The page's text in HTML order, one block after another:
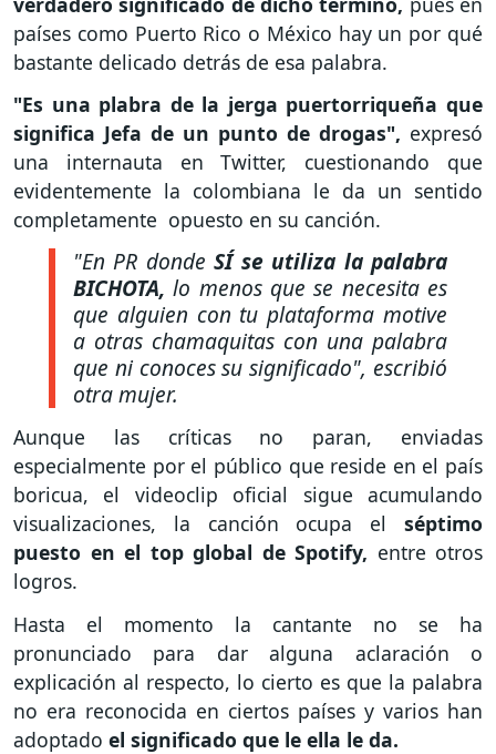
países como Puerto Rico o México hay un por qué
bastante delicado detrás de esa palabra.
"Es una plabra de la jerga puertorriqueña que
significa Jefa de un punto de drogas", expresó
una internauta en Twitter, cuestionando que
evidentemente la colombiana le da un sentido
completamente opuesto en su canción.
"En PR dondeSÍ se utiliza la palabra
BICHOTA, lo menos que se necesita es
que alguien con tu plataforma motive
a otras chamaquitas con una palabra
que ni conoces su significado", escribió
otra mujer.
Aunque las críticas no paran, enviadas
especialmente por el público que reside en el país
boricua, el videoclip oficial sigue acumulando
visualizaciones, la canción ocupa el séptimo
puesto en el top global de Spotify, entre otros
logros.
Hasta el momento la cantante no se ha
pronunciado para dar alguna aclaración o
explicación al respecto, lo cierto es que la palabra
no era reconocida en ciertos países y varios han
adoptado el significado que le ella le da.